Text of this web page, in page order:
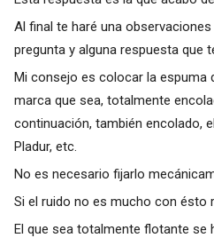
Al final te haré una
pregunta y alguna respuesta que
Mi consejo es colocar la espuma
marca que sea, totalmente
continuación, también encolado,
Pladur, etc.
No es necesario fijarlo
Si el ruido no es mucho con ésto
El que sea totalmente flotante se